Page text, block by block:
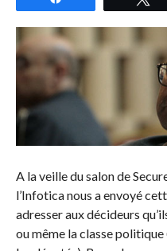
A la veille du salon de
l’Infotica nous a envoyé
adresser aux décideurs
ou même la classe